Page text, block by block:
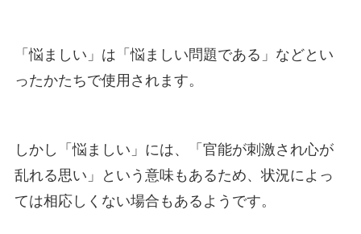
「悩ましい」は「悩ましい問題である」などとい
ったかたちで使用されます。
しかし「悩ましい」には、「官能が刺激され心が
乱れる思い」という意味もあるため、状況によっ
ては相応しくない場合もあるようです。